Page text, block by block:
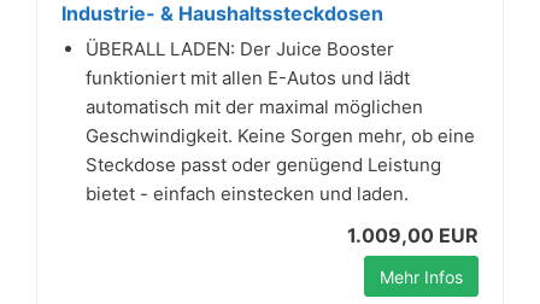
Industrie- & Haushaltssteckdosen
ÜBERALL LADEN: Der Juice Booster
funktioniert mit allen E-Autos und lädt
automatisch mit der maximal möglichen
Geschwindigkeit. Keine Sorgen mehr, ob eine
Steckdose passt oder genügend Leistung
bietet - einfach einstecken und laden.
1.009,00 EUR
Mehr Infos